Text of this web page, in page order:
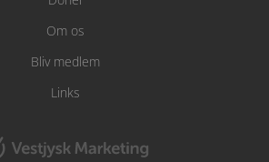
Om os
Bliv medlem
Links